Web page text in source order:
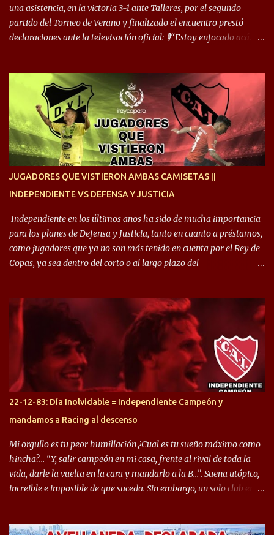
comentó: “Cuando juego de 9, obviamente me pide presionar, y
cuand...
una asistencia, en la victoria 3-1 ante Talleres, por el segundo
partido del Torneo de Verano y finalizado el encuentro prestó
declaraciones ante la televisación oficial: 🎙️“Estoy enfocado acá.
ojalá sea lo mejor para el club y para mí. Independiente va a estar
siempre en mi corazón”. 🎙️“Siempre que me tocó vestir la camiseta
quise dar lo mejor. Si me toca marcharme, estoy agradecido al
hincha”. 🎙️“El equipo hizo un gran trabajo, quedó demostrado en el
resultado. Es nuestro segundo partido, en la pretemporada nos
enfocamos en la preparación física. El grupo está encontrando la
JUGADORES QUE VISTIERON AMBAS CAMISETAS ||
INDEPENDIENTE VS DEFENSA Y JUSTICIA
Independiente en los últimos años ha sido de mucha importancia
para los planes de Defensa y Justicia, tanto en cuanto a préstamos,
como jugadores que ya no son más tenido en cuenta por el Rey de
Copas, ya sea dentro del corto o al largo plazo del
Halcón de Varela, como lo es Brian Romero, quien paso a
préstamo allí durante el último mercado de pases y ha rendido de
gran manera, convirtiendo goles importantes, sobre todo en la
copa sudamericana. Pero no sucedió lo mismo en cuanto al
rendimiento que ha producido en el Rojo. Pasando a jugadores que
jugaron en Defensa y ahora están en el rojo, tenemos a la dupla
Gastón Togni y Domingo Blanco, donde ambos explotaron
futbolísticamente hablando en el equipo de Varela, donde, por
ejemplo, el caso de Mingo llego a ser tenido en cuenta para el
Seleccionado Argentino, rendimiento que aún no ha logrado
mostrar en Independiente. En e...
22-12-83: Día Inolvidable = Independiente Campeón y
mandamos a Racing al descenso
Mi orgullo es tu peor humillación ¿Cual es tu sueño máximo como
hincha?… “Y, salir campeón en mi casa, frente al rival de toda la
vida, darle la vuelta en la cara y mandarlo a la B…”. Suena utópico,
increible e imposible de que suceda. Sin embargo, un solo club en el
campeonato del '83 año consagratorio para el Rojo y, por el otro, el